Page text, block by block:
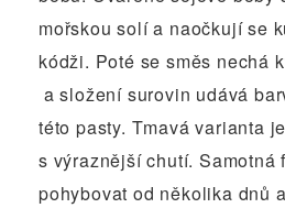
mořskou solí a naočkují se
kódži. Poté se směs nechá
a složení surovin udává
této pasty. Tmavá varianta
s výraznější chutí. Samotná
pohybovat od několika dnů